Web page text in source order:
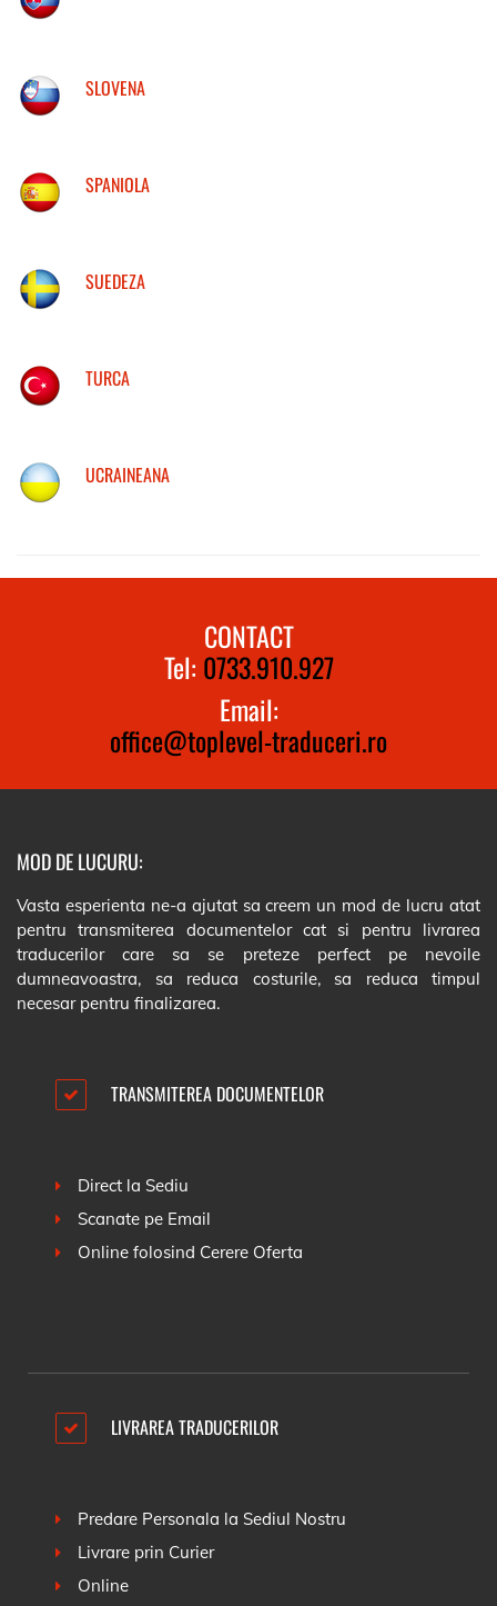
SLOVENA
SPANIOLA
SUEDEZA
TURCA
UCRAINEANA
CONTACT
Tel: 0733.910.927
Email:
office@toplevel-traduceri.ro
MOD DE LUCURU:
Vasta esperienta ne-a ajutat sa creem un mod de lucru atat
pentru transmiterea documentelor cat si pentru livrarea
traducerilor care sa se preteze perfect pe nevoile
dumneavoastra, sa reduca costurile, sa reduca timpul
necesar pentru finalizarea.
TRANSMITEREA DOCUMENTELOR
Direct la Sediu
Scanate pe Email
Online folosind Cerere Oferta
LIVRAREA TRADUCERILOR
Predare Personala la Sediul Nostru
Livrare prin Curier
Online